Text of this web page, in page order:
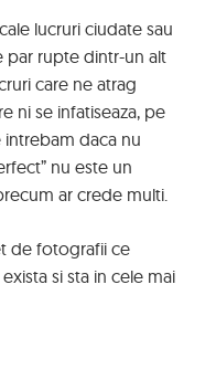
lucruri ciudate sau
par rupte dintr-un alt
care ne atrag
ni se infatiseaza, pe
daca nu
nu este un
ar crede multi.
de fotografii ce
si sta in cele mai